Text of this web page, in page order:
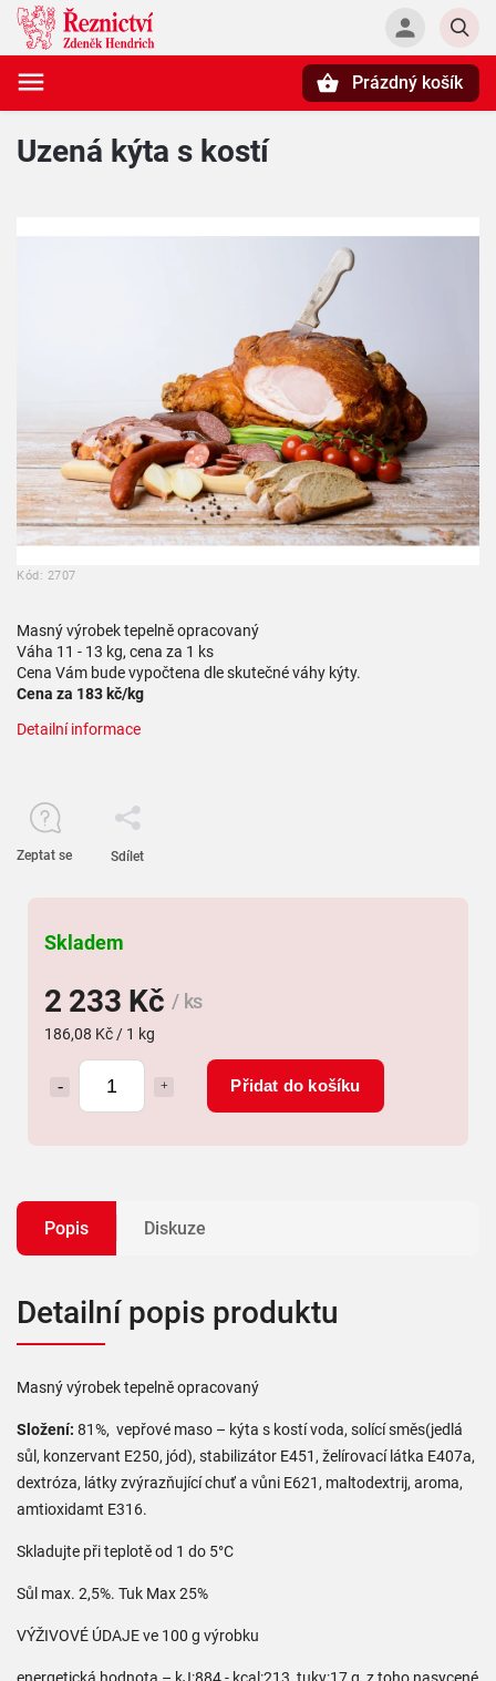
Prázdný košík
Uzená kýta s kostí
Kód: 2707
2 233 Kč/ ks
186,08 Kč / 1 kg
Přidat do košíku
Skladem
Masný výrobek tepelně opracovaný
Váha 11 - 13 kg, cena za 1 ks
Cena Vám bude vypočtena dle skutečné váhy kýty.
Cena za 183 kč/kg
Detailní informace
Zeptat se Sdílet
Popis Diskuze
Detailní popis produktu
Masný výrobek tepelně opracovaný
Složení: 81%, vepřové maso – kýta s kostí voda, solící směs(jedlá
sůl, konzervant E250, jód), stabilizátor E451, želírovací látka E407a,
dextróza, látky zvýrazňující chuť a vůni E621, maltodextrij, aroma,
amtioxidamt E316.
Skladujte při teplotě od 1 do 5°C
Sůl max. 2,5%. Tuk Max 25%
VÝŽIVOVÉ ÚDAJE ve 100 g výrobku
energetická hodnota – kJ:884 - kcal:213, tuky:17 g, z toho nasycené